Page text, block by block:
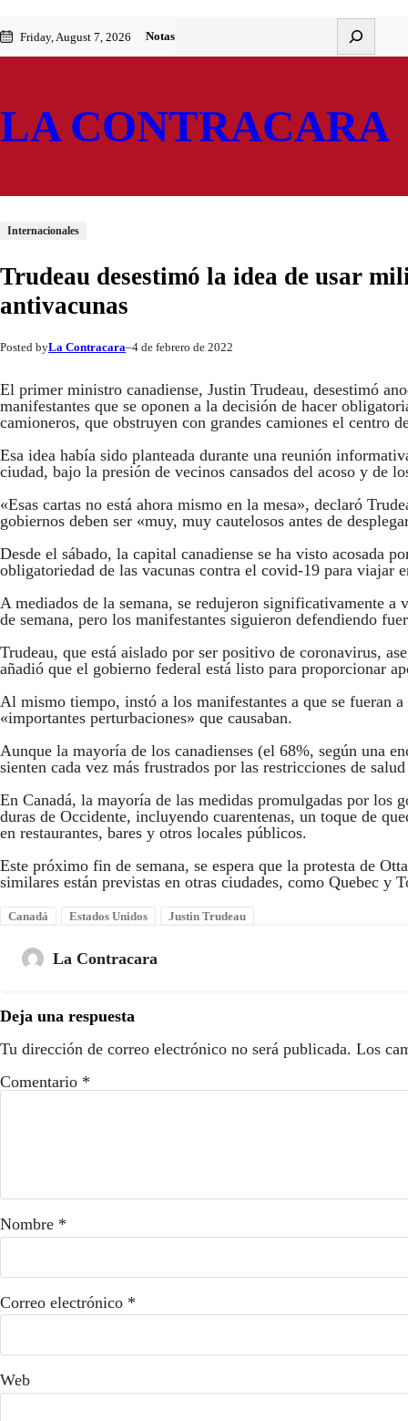
al
contenido
to
content
Friday, August 7, 2026 Notas
LA CONTRACARA
Internacionales
Trudeau desestimó la idea de usar
antivacunas
Posted byLa Contracara–4 de febrero de 2022
El primer ministro canadiense, Justin Trudeau, desestimó
manifestantes que se oponen a la decisión de hacer
camioneros, que obstruyen con grandes camiones el centro
Esa idea había sido planteada durante una reunión
ciudad, bajo la presión de vecinos cansados del acoso y de
«Esas cartas no está ahora mismo en la mesa», declaró
gobiernos deben ser «muy, muy cautelosos antes de
Desde el sábado, la capital canadiense se ha visto acosada
obligatoriedad de las vacunas contra el covid-19 para viajar
A mediados de la semana, se redujeron significativamente a
de semana, pero los manifestantes siguieron defendiendo
Trudeau, que está aislado por ser positivo de coronavirus,
añadió que el gobierno federal está listo para proporcionar
Al mismo tiempo, instó a los manifestantes a que se fueran
«importantes perturbaciones» que causaban.
Aunque la mayoría de los canadienses (el 68%, según una
sienten cada vez más frustrados por las restricciones de
En Canadá, la mayoría de las medidas promulgadas por los
duras de Occidente, incluyendo cuarentenas, un toque de
en restaurantes, bares y otros locales públicos.
Este próximo fin de semana, se espera que la protesta de
similares están previstas en otras ciudades, como Quebec y
Canadá Estados Unidos Justin Trudeau
La Contracara
Deja una respuesta
Tu dirección de correo electrónico no será publicada. Los
Comentario *
Nombre *
Correo electrónico *
Web